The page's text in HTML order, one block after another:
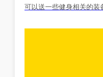
可以送一些健身相关的装